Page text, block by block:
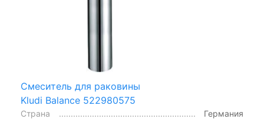
Смеситель для раковины
Kludi Balance 522980575
Страна
Германия